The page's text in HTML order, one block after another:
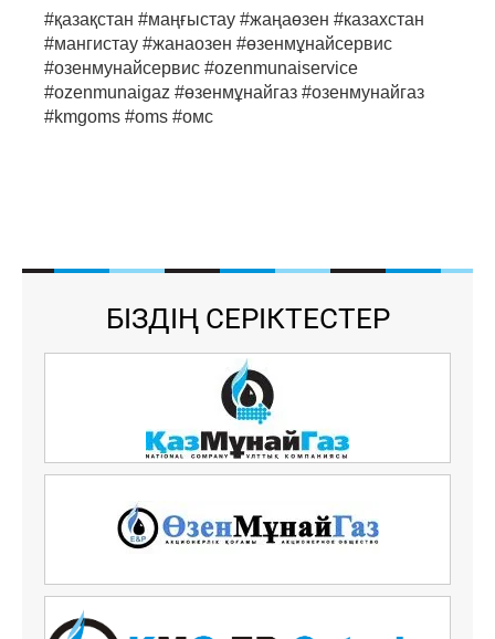
#қазақстан #маңғыстау #жаңаөзен #казаxстан
#мангистау #жанаозен #өзенмұнайсервис
#озенмунайсервис #ozenmunaiservice
#ozenmunaigaz #өзенмұнайгаз #озенмунайгаз
#kmgoms #oms #омс
БІЗДІҢ СЕРІКТЕСТЕР